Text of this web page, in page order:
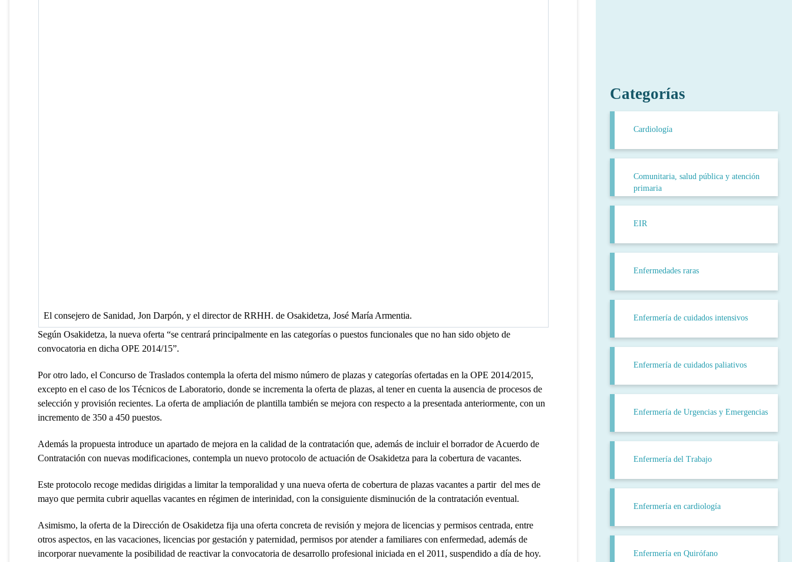
El consejero de Sanidad, Jon Darpón, y el director de RRHH. de Osakidetza, José María Armentia.
Según Osakidetza, la nueva oferta “se centrará principalmente en las categorías o puestos funcionales que no han sido objeto de
convocatoria en dicha OPE 2014/15”.
Por otro lado, el Concurso de Traslados contempla la oferta del mismo número de plazas y categorías ofertadas en la OPE 2014/2015,
excepto en el caso de los Técnicos de Laboratorio, donde se incrementa la oferta de plazas, al tener en cuenta la ausencia de procesos de
selección y provisión recientes. La oferta de ampliación de plantilla también se mejora con respecto a la presentada anteriormente, con un
incremento de 350 a 450 puestos.
Además la propuesta introduce un apartado de mejora en la calidad de la contratación que, además de incluir el borrador de Acuerdo de
Contratación con nuevas modificaciones, contempla un nuevo protocolo de actuación de Osakidetza para la cobertura de vacantes.
Este protocolo recoge medidas dirigidas a limitar la temporalidad y una nueva oferta de cobertura de plazas vacantes a partir del mes de
mayo que permita cubrir aquellas vacantes en régimen de interinidad, con la consiguiente disminución de la contratación eventual.
Asimismo, la oferta de la Dirección de Osakidetza fija una oferta concreta de revisión y mejora de licencias y permisos centrada, entre
otros aspectos, en las vacaciones, licencias por gestación y paternidad, permisos por atender a familiares con enfermedad, además de
incorporar nuevamente la posibilidad de reactivar la convocatoria de desarrollo profesional iniciada en el 2011, suspendido a día de hoy.
Categorías
Cardiología
Comunitaria, salud pública y atención
primaria
EIR
Enfermedades raras
Enfermería de cuidados intensivos
Enfermería de cuidados paliativos
Enfermería de Urgencias y Emergencias
Enfermería del Trabajo
Enfermería en cardiología
Enfermería en Quirófano